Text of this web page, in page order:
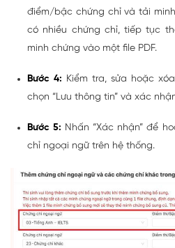
điểm/bậc chứng chỉ vàtải
có nhiều chứng chỉ, tiếp tục
minh chứng vào một file PDF.
Bước 4: Kiểm tra, sửa hoặc
chọn “Lưu thông tin” và xác
Bước 5: Nhấn “Xác nhận” để
chỉ ngoại ngữ trên hệ thống.